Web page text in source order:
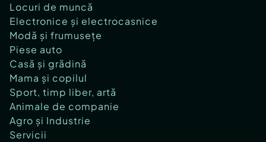
Locuri de muncă
Electronice și electrocasnice
Modă și frumusețe
Piese auto
Casă și grădină
Mama și copilul
Sport, timp liber, artă
Animale de companie
Agro și Industrie
Servicii